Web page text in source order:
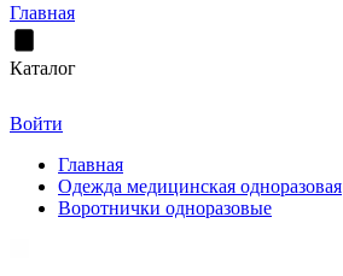
Главная
Каталог
Войти
Главная
Одежда медицинская одноразовая
Воротнички одноразовые